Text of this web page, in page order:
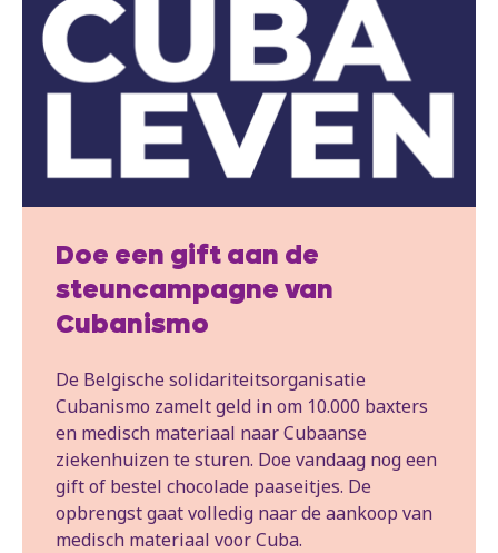
Doe een gift aan de
steuncampagne van
Cubanismo
De Belgische solidariteitsorganisatie
Cubanismo zamelt geld in om 10.000 baxters
en medisch materiaal naar Cubaanse
ziekenhuizen te sturen. Doe vandaag nog een
gift of bestel chocolade paaseitjes. De
opbrengst gaat volledig naar de aankoop van
medisch materiaal voor Cuba.